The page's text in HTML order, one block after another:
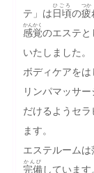
テ」は日頃
ひごろ
の疲
つか
感覚
かんかく
のエステと
いたしました。
ボディケアを
リンパマッサ
だけるようセラ
ます。
エステルームは
完備
かんび
しています